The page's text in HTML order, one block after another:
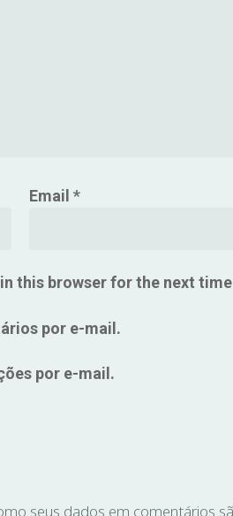
Email *
this browser for the next
por e-mail.
por e-mail.
seus dados em comentários